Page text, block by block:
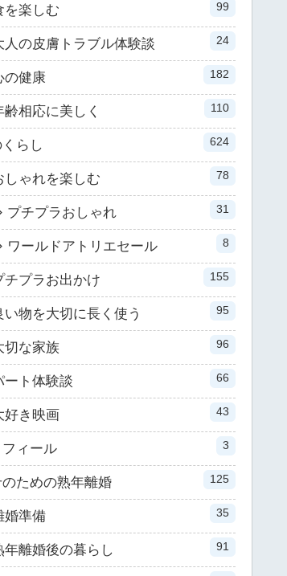
を楽しむ 99
人の皮膚トラブル体験談 24
の健康 182
齢相応に美しく 110
らし 624
しゃれを楽しむ 78
プチプラおしゃれ 31
ワールドアトリエセール 8
チプラお出かけ 155
い物を大切に長く使う 95
切な家族 96
ート体験談 66
好き映画 43
フィール 3
ための熟年離婚 125
婚準備 35
年離婚後の暮らし 91